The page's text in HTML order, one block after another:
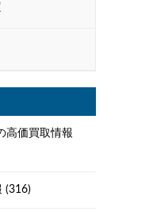
高価買取情報
(316)